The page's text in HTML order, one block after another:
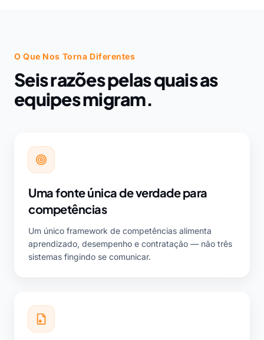
O Que Nos Torna Diferentes
Seis razões pelas quais as
equipes migram.
Uma fonte única de verdade para
competências
Um único framework de competências alimenta
aprendizado, desempenho e contratação — não três
sistemas fingindo se comunicar.